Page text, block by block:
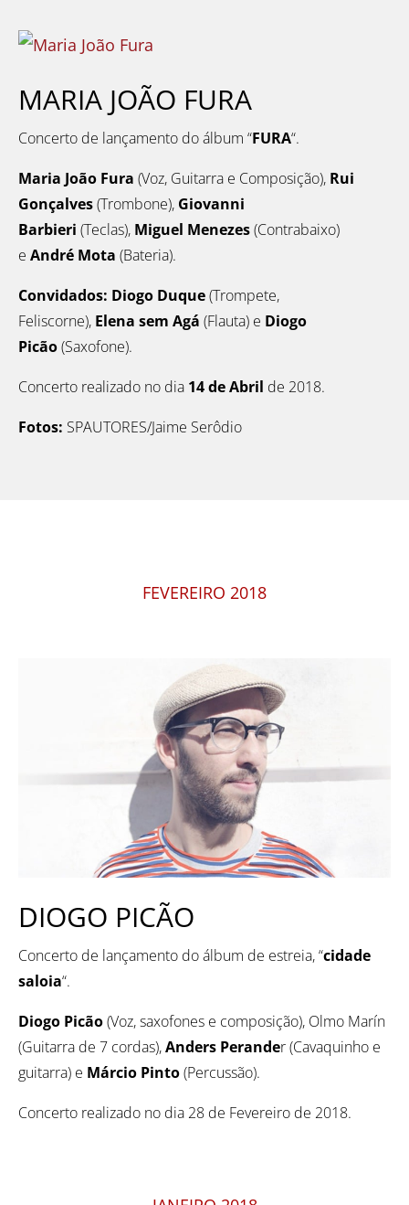
MARIA JOÃO FURA
Concerto de lançamento do álbum “FURA“.
Maria João Fura (Voz, Guitarra e Composição), Rui
Gonçalves(Trombone), Giovanni
Barbieri (Teclas), Miguel Menezes(Contrabaixo)
e André Mota (Bateria).
Convidados: Diogo Duque(Trompete,
Feliscorne), Elena sem Agá (Flauta) e Diogo
Picão(Saxofone).
Concerto realizado no dia 14 de Abril de 2018.
Fotos: SPAUTORES/Jaime Serôdio
FEVEREIRO 2018
DIOGO PICÃO
Concerto de lançamento do álbum de estreia, “cidade
saloia“.
Diogo Picão(Voz, saxofones e composição), Olmo Marín
(Guitarra de 7 cordas),Anders Perander (Cavaquinho e
guitarra) e Márcio Pinto(Percussão).
Concerto realizado no dia 28 de Fevereiro de 2018.